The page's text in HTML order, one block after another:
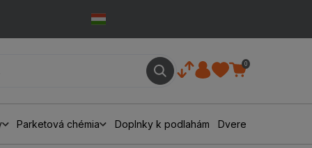
0
Parketová chémia Doplnky k podlahám Dvere